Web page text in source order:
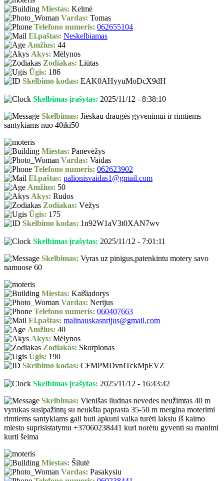
Miestas: Kelmė
Vardas: Tomas
Telefono numeris: 062655104
El.paštas: Neskelbiamas
Amžius: 44
Akys: Mėlynos
Zodiakas: Liūtas
Ūgis: 186
Skelbimo kodas: EAK0AHyyuMoDcX9dH
Skelbimas įrašytas: 2025/11/12 - 8:38:10
Skelbimas: Jieskau draugės gyvenimui ir rimtiems
santykiams nuo 40iki50
Miestas: Panevėžys
Vardas: Vaidas
Telefono numeris: 062623902
El.paštas: palionisvaidas1@gmail.com
Amžius: 50
Akys: Rudos
Zodiakas: Vėžys
Ūgis: 175
Skelbimo kodas: 1n92W1aV3t0XAN7wv
Skelbimas įrašytas: 2025/11/12 - 7:01:11
Skelbimas: Vyras uz pinigus,patenkintu motery savo
namuose 60
Miestas: Kaišiadorys
Vardas: Nerijus
Telefono numeris: 060407663
El.paštas: malinauskasnrijus@gmail.com
Amžius: 40
Akys: Mėlynos
Zodiakas: Skorpionas
Ūgis: 190
Skelbimo kodas: CFMPMDvnITckMpEVZ
Skelbimas įrašytas: 2025/11/12 - 16:43:42
Skelbimas: Vienišas liudnas nevedes neužimtas 40 m
vyrukas susipažintų su neukšta paprasta 35-50 m mergina moterimi
rimtiems santykiams gali buti apkuni vaika turėti laksiu iš kaimo
miesto suprisistatymu +37060238441 kuri norėtu gyventi su manimi
kurti šeima
Miestas: Šilutė
Vardas: Pasakysiu